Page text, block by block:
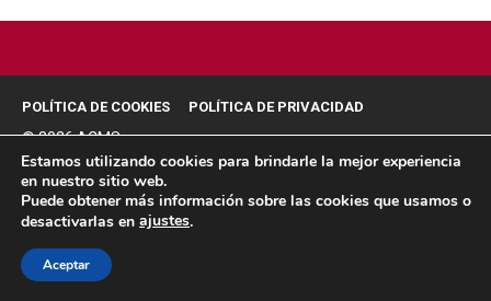
POLÍTICA DE COOKIES POLÍTICA DE PRIVACIDAD
© 2026 ACMS.
Estamos utilizando cookies para brindarle la mejor experiencia
en nuestro sitio web.
Puede obtener más información sobre las cookies que usamos o
desactivarlas en ajustes.
Aceptar